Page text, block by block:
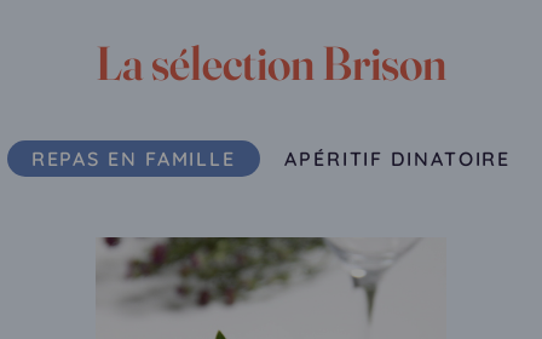
La sélection Brison
REPAS EN FAMILLE APÉRITIF DINATOIRE